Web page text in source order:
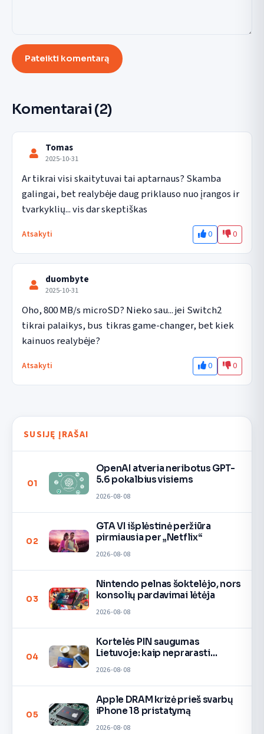
Pateikti komentarą
Komentarai (2)
Tomas
2025-10-31
Ar tikrai visi skaitytuvai tai aptarnaus? Skamba
galingai, bet realybėje daug priklauso nuo įrangos ir
tvarkyklių... vis dar skeptiškas
Atsakyti 0 0
duombyte
2025-10-31
Oho, 800 MB/s microSD? Nieko sau... jei Switch2
tikrai palaikys, bus  tikras game-changer, bet kiek
kainuos realybėje?
Atsakyti 0 0
SUSIJĘ ĮRAŠAI
01
OpenAI atveria neribotus GPT-
5.6 pokalbius visiems
2026-08-08
02
GTA VI išplėstinė peržiūra
pirmiausia per „Netflix“
2026-08-08
03
Nintendo pelnas šoktelėjo, nors
konsolių pardavimai lėtėja
2026-08-08
04
Kortelės PIN saugumas
Lietuvoje: kaip neprarasti
2026-08-08
05
Apple DRAM krizė prieš svarbų
iPhone 18 pristatymą
2026-08-08